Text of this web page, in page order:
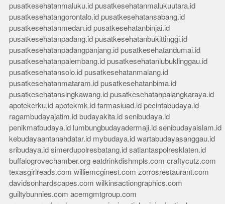
pusatkesehatanmaluku.id pusatkesehatanmalukuutara.id
pusatkesehatangorontalo.id pusatkesehatansabang.id
pusatkesehatanmedan.id pusatkesehatanbinjai.id
pusatkesehatanpadang.id pusatkesehatanbukittinggi.id
pusatkesehatanpadangpanjang.id pusatkesehatandumai.id
pusatkesehatanpalembang.id pusatkesehatanlubuklinggau.id
pusatkesehatansolo.id pusatkesehatanmalang.id
pusatkesehatanmataram.id pusatkesehatanbima.id
pusatkesehatansingkawang.id pusatkesehatanpalangkaraya.id
apotekerku.id apotekmk.id farmasiuad.id pecintabudaya.id
ragambudayajatim.id budayakita.id senibudaya.id
penikmatbudaya.id lumbungbudayadermaji.id senibudayaislam.id
kebudayaantanahdatar.id mybudaya.id wartabudayasanggau.id
sribudaya.id simerdupolresbatang.id satlantaspolresklaten.id
buffalogrovechamber.org eatdrinkdishmpls.com craftycutz.com
texasgirlreads.com williemcginest.com zorrosrestaurant.com
davidsonhardscapes.com wilkinsactiongraphics.com
guiltybunnies.com acemgmtgroup.com